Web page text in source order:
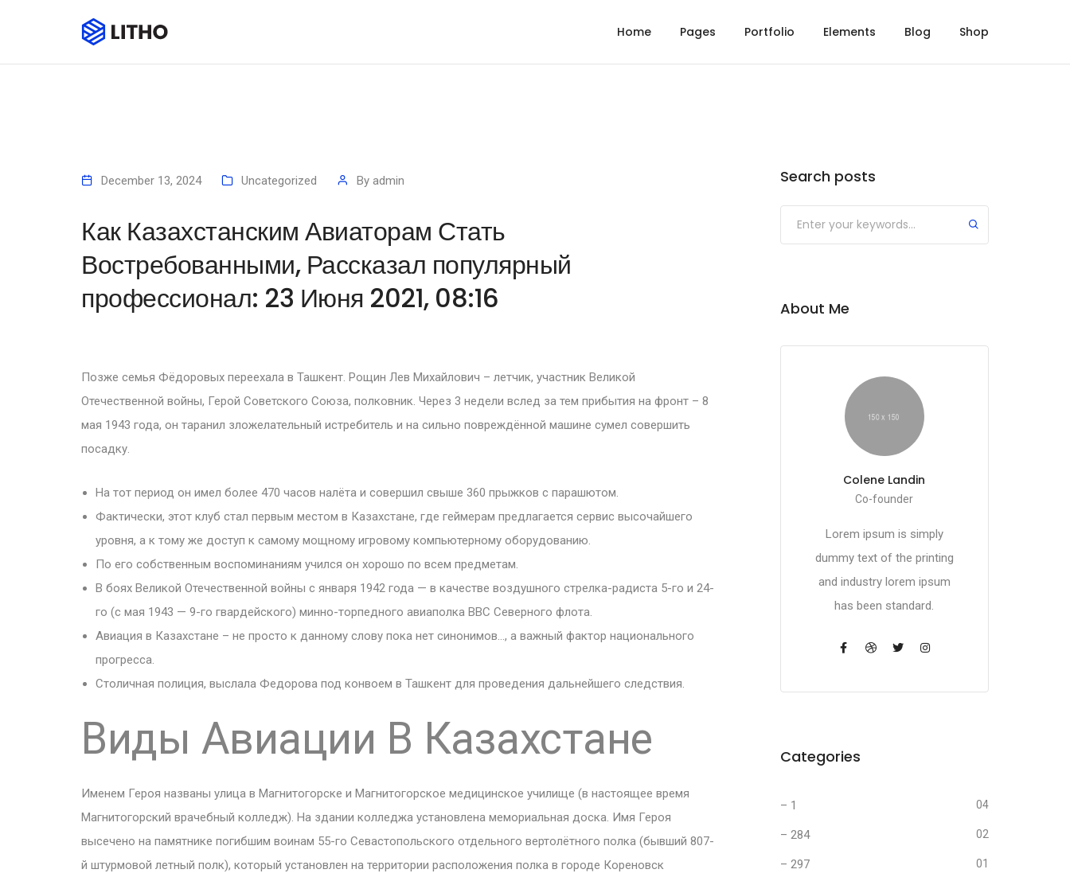
Home Pages Portfolio Elements Blog Shop
December 13, 2024 Uncategorized By admin
Как Казахстанским Авиаторам Стать
Востребованными, Рассказал популярный
профессионал: 23 Июня 2021, 08:16
Позже семья Фёдоровых переехала в Ташкент. Рощин Лев Михайлович – летчик, участник Великой
Отечественной войны, Герой Советского Союза, полковник. Через 3 недели вслед за тем прибытия на фронт – 8
мая 1943 года, он таранил зложелательный истребитель и на сильно повреждённой машине сумел совершить
посадку.
На тот период он имел более 470 часов налёта и совершил свыше 360 прыжков с парашютом.
Фактически, этот клуб стал первым местом в Казахстане, где геймерам предлагается сервис высочайшего
уровня, а к тому же доступ к самому мощному игровому компьютерному оборудованию.
По его собственным воспоминаниям учился он хорошо по всем предметам.
В боях Великой Отечественной войны с января 1942 года — в качестве воздушного стрелка-радиста 5-го и 24-
го (с мая 1943 — 9-го гвардейского) минно-торпедного авиаполка ВВС Северного флота.
Авиация в Казахстане – не просто к данному слову пока нет синонимов…, а важный фактор национального
прогресса.
Столичная полиция, выслала Федорова под конвоем в Ташкент для проведения дальнейшего следствия.
Виды Авиации В Казахстане
Именем Героя названы улица в Магнитогорске и Магнитогорское медицинское училище (в настоящее время
Магнитогорский врачебный колледж). На здании колледжа установлена мемориальная доска. Имя Героя
высечено на памятнике погибшим воинам 55-го Севастопольского отдельного вертолётного полка (бывший 807-
й штурмовой летный полк), который установлен на территории расположения полка в городе Кореновск
Search posts
About Me
Colene Landin
Co-founder
Lorem ipsum is simply
dummy text of the printing
and industry lorem ipsum
has been standard.
Categories
– 1 04
– 284 02
– 297 01